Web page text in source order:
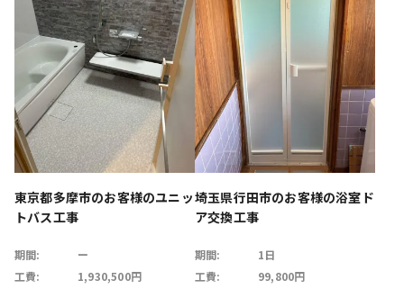
東京都多摩市のお客様のユニッ
トバス工事
期間:
ー
工費:
1,930,500円
埼玉県行田市のお客様の浴室ド
ア交換工事
期間:
1日
工費:
99,800円